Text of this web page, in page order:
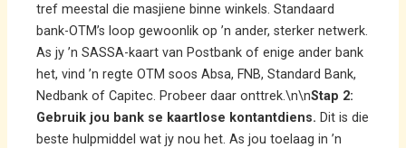
tref meestal die masjiene binne winkels. Standaard
bank-OTM’s loop gewoonlik op ’n ander, sterker netwerk.
As jy ’n SASSA-kaart van Postbank of enige ander bank
het, vind ’n regte OTM soos Absa, FNB, Standard Bank,
Nedbank of Capitec. Probeer daar onttrek.\n\nStap 2:
Gebruik jou bank se kaartlose kontantdiens. Dit is die
beste hulpmiddel wat jy nou het. As jou toelaag in ’n